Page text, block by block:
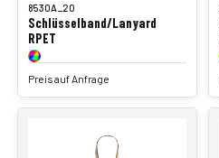
8530A_20
Schlüsselband/Lanyard
RPET
Preis auf Anfrage